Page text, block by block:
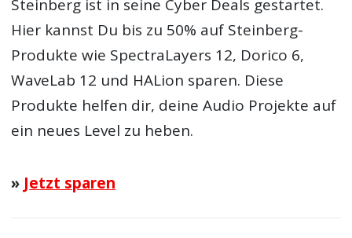
Steinberg ist in seine Cyber Deals gestartet.
Hier kannst Du bis zu 50% auf Steinberg-
Produkte wie SpectraLayers 12, Dorico 6,
WaveLab 12 und HALion sparen. Diese
Produkte helfen dir, deine Audio Projekte auf
ein neues Level zu heben.
» Jetzt sparen